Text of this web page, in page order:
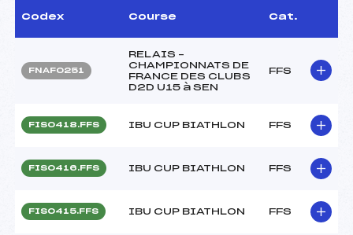
Codex Course Cat.
FNAF0251
RELAIS –
CHAMPIONNATS DE
FRANCE DES CLUBS
D2D U15 à SEN
FFS
FIS0418.FFS IBU CUP BIATHLON FFS
FIS0416.FFS IBU CUP BIATHLON FFS
FIS0415.FFS IBU CUP BIATHLON FFS